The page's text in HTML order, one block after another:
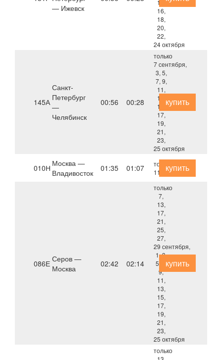
— Ижевск
14,
16,
18,
20,
22,
24 октября
145А
Санкт-
Петербург
—
Челябинск
00:56 00:28
только
7 сентября,
3, 5,
7, 9,
11,
13,
15,
17,
19,
21,
23,
25 октября
купить
010Н Москва —
Владивосток
01:35 01:07
только
11 августа
купить
086Е Серов —
Москва
02:42 02:14
только
7,
13,
17,
21,
25,
27,
29 сентября,
1, 3,
5, 7,
9,
11,
13,
15,
17,
19,
21,
23,
25 октября
купить
только